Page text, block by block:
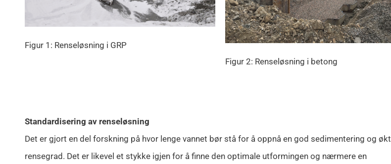
Figur 1: Renseløsning i GRP
Figur 2: Renseløsning i betong
Standardisering av renseløsning
Det er gjort en del forskning på hvor lenge vannet bør stå for å oppnå en god sedimentering og økt
rensegrad. Det er likevel et stykke igjen for å finne den optimale utformingen og nærmere en